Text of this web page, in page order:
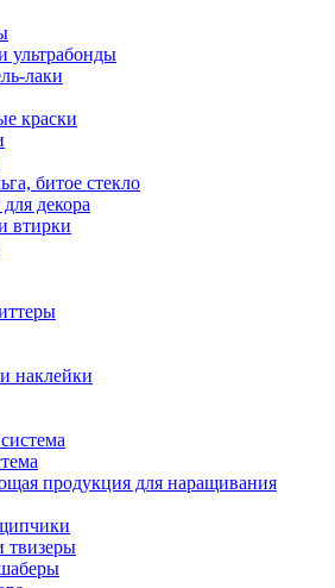
ультрабонды
лаки
краски
битое стекло
декора
втирки
наклейки
продукция для наращивания